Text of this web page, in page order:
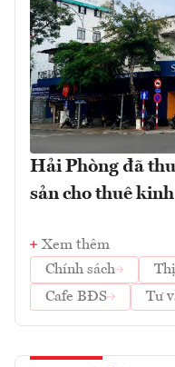
Hải Phòng đã
sản cho thuê
Xem thêm
Chính sách
Cafe BĐS
Tư